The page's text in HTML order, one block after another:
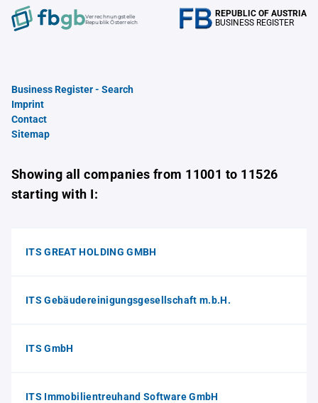
Verrechnungstelle
Republik Österreich
REPUBLIC OF AUSTRIA
BUSINESS REGISTER
Business Register - Search
Imprint
Contact
Sitemap
Showing all companies from 11001 to 11526
starting with I:
ITS GREAT HOLDING GMBH
ITS Gebäudereinigungsgesellschaft m.b.H.
ITS GmbH
ITS Immobilientreuhand Software GmbH